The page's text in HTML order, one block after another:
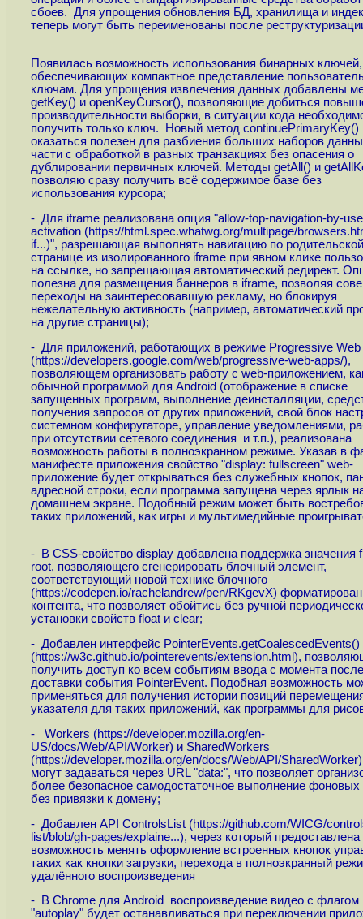
сбоев. Для упрощения обновления БД, хранилища и
теперь могут быть переименованы после
Появилась возможность использования бинарных ключей,
обеспечивающих компактное представление
ключам. Для упрощения извлечения данных добавлены
getKey() и openKeyCursor(), позволяющие добиться
производительности выборки, в ситуации кода
получить только ключ. Новый метод continuePrimaryKey()
оказаться полезен для разбиения больших наборов
части с обработкой в разных транзакциях без опасения о
дублировании первичных ключей. Методы getAll() и
позволяю сразу получить всё содержимое базе без
использования курсора;
- Для iframe реализована опция "allow-top-navigation-by-
activation (https://html.spec.whatwg.org/multipage/
if...)", разрешающая выполнять навигацию по родительской
странице из изолированного iframe при явном клике
на ссылке, но запрещающая автоматический редирект.
полезна для размещения баннеров в iframe, позволяя
переходы на заинтересовавшую рекламу, но блокируя
нежелательную активность (например, автоматический
на другие страницы);
- Для приложений, работающих в режиме Progressive Web
(https://developers.google.com/web/progressive-web-apps/),
позволяющем организовать работу с web-приложением,
обычной программой для Android (отображение в списке
запущенных программ, выполнение деинсталляции,
получения запросов от других приложений, свой блок
системном конфиругаторе, управление уведомлениями,
при отсутствии сетевого соединения и т.п.), реализована
возможность работы в полноэкранном режиме. Указав в
манифесте приложения свойство "display: fullscreen" web-
приложение будет открываться без служебных кнопок,
адресной строки, если программа запущена через ярлык
домашнем экране. Подобный режим может быть
таких приложений, как игры и мультимедийные
- В CSS-свойство display добавлена поддержка значения
root, позволяющего сгенерировать блочный элемент,
соответствующий новой технике блочного
(https://codepen.io/rachelandrew/pen/RKgevX)
контента, что позволяет обойтись без ручной
установки свойств float и clear;
- Добавлен интерфейс PointerEvents.getCoalescedEvents()
(https://w3c.github.io/pointerevents/extension.html ),
получить доступ ко всем событиям ввода с момента
доставки события PointerEvent. Подобная возможность
применяться для получения истории позиций
указателя для таких приложений, как программы для
- Workers (https://developer.mozilla.org/en-
US/docs/Web/API/Worker) и SharedWorkers
(https://developer.mozilla.org/en/docs/Web/API/SharedWorker
могут задаваться через URL "data:", что позволяет
более безопасное самодостаточное выполнение фоновых
без привязки к домену;
- Добавлен API ControlsList (https://github.com/WICG/
list/blob/gh-pages/explaine...), через который предоставлена
возможность менять оформление встроенных кнопок
таких как кнопки загрузки, перехода в полноэкранный
удалённого воспроизведения
- В Chrome для Android воспроизведение видео с флагом
"autoplay" будет останавливаться при переключении